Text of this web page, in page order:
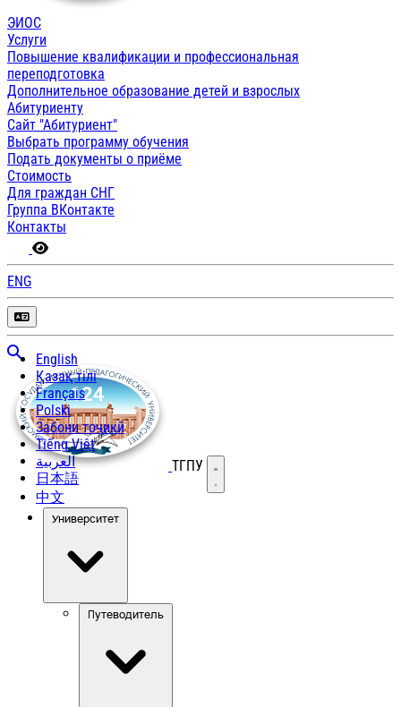
ЭИОС
Услуги
Повышение квалификации и профессиональная
переподготовка
Дополнительное образование детей и взрослых
Абитуриенту
Сайт "Абитуриент"
Выбрать программу обучения
Подать документы о приёме
Стоимость
Для граждан СНГ
Группа ВКонтакте
Контакты
ENG
English
Қазақ тілі
Français
Polski
Забони тоҷикӣ
Tiếng Việt
العربية
日本語
中文
ТГПУ Открыть меню
Университет
Путеводитель